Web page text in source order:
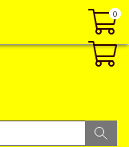
0
0